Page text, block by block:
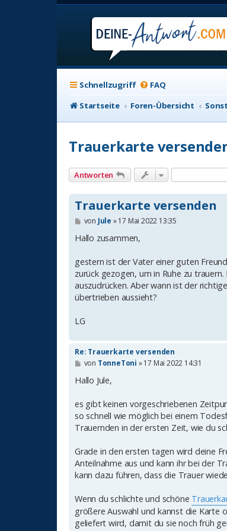
Schnellzugriff FAQ
Startseite
Foren-Übersicht
Trauerkarte
Antworten
Trauerkarte versenden
B
i
a
g
von Jule »17 Mai 2022 13:35
Hallo zusammen,
gestern ist der Vater einer guten
zurück gezogen, um in Ruhe zu
auszudrücken. Aber wann ist der
übertrieben aussieht?
LG
Re: Trauerkarte versenden
B
i
a
g
von TonneToni »17 Mai 2022 14:31
Hallo Jule,
es gibt keinen vorgeschriebenen
so schnell wie möglich bei einem
Trauernden in der ersten Zeit, wie du
Grade in den ersten tagen wird deine
Anteilnahme aus und kann ihr bei der
kann dazu führen, dass die Trauer
Wenn du schlichte und schöne
größere Auswahl und kannst die Karte
geliefert wird, damit du sie noch früh